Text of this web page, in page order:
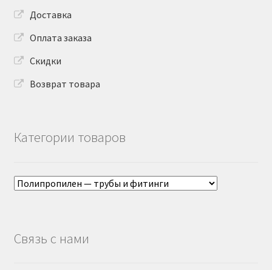
Доставка
Оплата заказа
Скидки
Возврат товара
Категории товаров
Связь с нами